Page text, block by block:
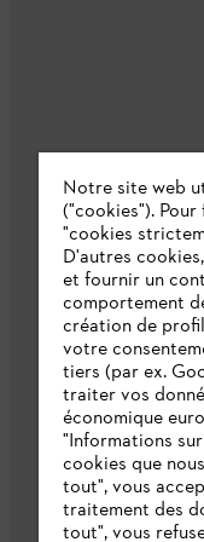
Notre site web
("cookies").
"cookies
D'autres
et fournir un
comportement
création de
votre
tiers (par ex.
traiter vos
économique
"Informations
cookies que
tout", vous
traitement des
tout", vous